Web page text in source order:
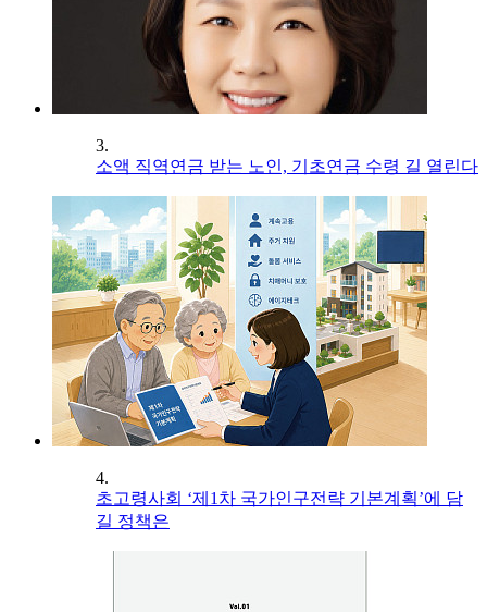
3.
소액 직역연금 받는 노인, 기초연금 수령 길 열린다
4.
초고령사회 ‘제1차 국가인구전략 기본계획’에 담
길 정책은